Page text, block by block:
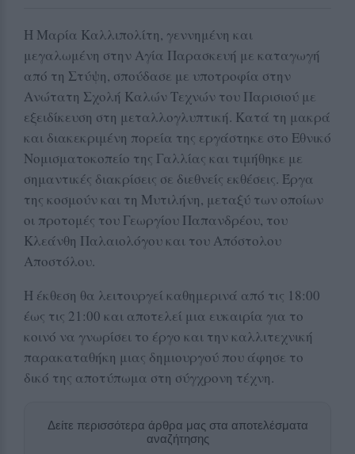
Η Μαρία Καλλιπολίτη, γεννημένη και
μεγαλωμένη στην Αγία Παρασκευή με καταγωγή
από τη Στύψη, σπούδασε με υποτροφία στην
Ανώτατη Σχολή Καλών Τεχνών του Παρισιού με
εξειδίκευση στη μεταλλογλυπτική. Κατά τη μακρά
και διακεκριμένη πορεία της εργάστηκε στο Εθνικό
Νομισματοκοπείο της Γαλλίας και τιμήθηκε με
σημαντικές διακρίσεις σε διεθνείς εκθέσεις. Έργα
της κοσμούν και τη Μυτιλήνη, μεταξύ των οποίων
οι προτομές του Γεωργίου Παπανδρέου, του
Κλεάνθη Παλαιολόγου και του Απόστολου
Αποστόλου.
Η έκθεση θα λειτουργεί καθημερινά από τις 18:00
έως τις 21:00 και αποτελεί μια ευκαιρία για το
κοινό να γνωρίσει το έργο και την καλλιτεχνική
παρακαταθήκη μιας δημιουργού που άφησε το
δικό της αποτύπωμα στη σύγχρονη τέχνη.
Δείτε περισσότερα άρθρα μας στα αποτελέσματα
αναζήτησης